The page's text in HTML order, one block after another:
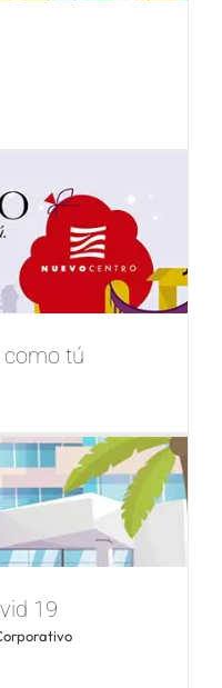
como tú
como tú
19